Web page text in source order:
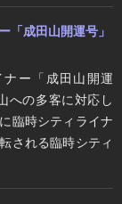
「成田山開運号」
ー「成田山開運
への多客に対応し
臨時シティライナ
される臨時シティ